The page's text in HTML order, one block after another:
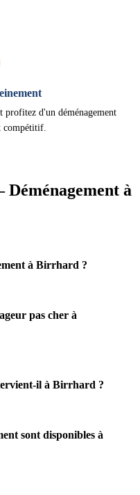
d'un déménagement
compétitif.
à
à Birrhard ?
pas cher à
il à Birrhard ?
sont disponibles à